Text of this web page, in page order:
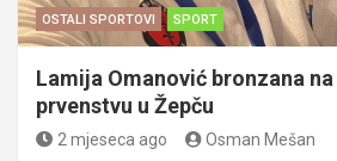
OSTALI SPORTOVI SPORT
Lamija Omanović bronzana
prvenstvu u Žepču
2 mjeseca ago Osman Mešan